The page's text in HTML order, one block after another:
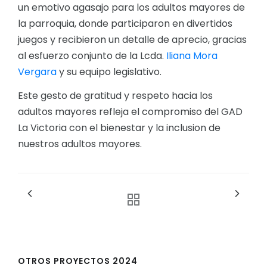
Cédulas presupuestarias y balances
Procesos de contratación
Ejecución Presupuestaria
Obras y proyectos
un emotivo agasajo para los adultos mayores de
la parroquia, donde participaron en divertidos
juegos y recibieron un detalle de aprecio, gracias
al esfuerzo conjunto de la Lcda. Iliana Mora
Vergaray su equipo legislativo.
Este gesto de gratitud y respeto hacia los
adultos mayores refleja el compromiso del GAD
La Victoria con el bienestar y la inclusion de
nuestros adultos mayores.
OTROS PROYECTOS 2024